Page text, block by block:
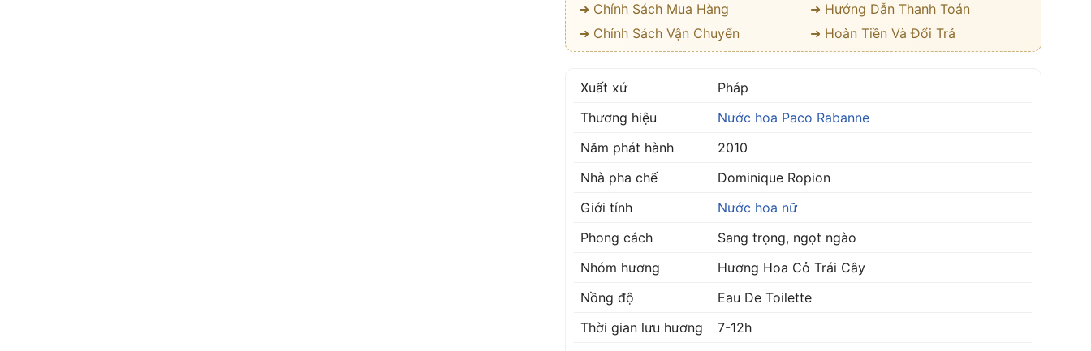
➜ Chính Sách Mua Hàng
➜ Hướng Dẫn Thanh Toán
➜ Chính Sách Vận Chuyển
➜ Hoàn Tiền Và Đổi Trả
Xuất xứ
Pháp
Thương hiệu
Nước hoa Paco Rabanne
Năm phát hành
2010
Nhà pha chế
Dominique Ropion
Giới tính
Nước hoa nữ
Phong cách
Sang trọng, ngọt ngào
Nhóm hương
Hương Hoa Cỏ Trái Cây
Nồng độ
Eau De Toilette
Thời gian lưu hương
7-12h